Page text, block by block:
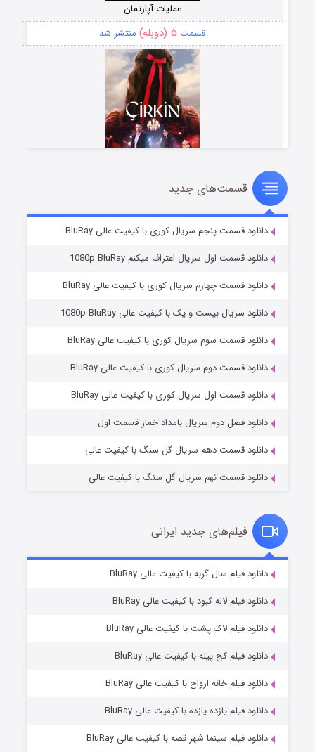
عملیات آپارتمان
قسمت ۵ (دوبله) منتشر شد
سریال زشت
قسمت۲ (زیرنویس) منتشر شد
مردگان متحرک: شهر مرده ۳
قسمت۲ (زیرنویس) منتشر شد
قسمت۷ (زیرنویس) منتشر شد
قسمت‌های جدید
دانلود قسمت پنجم سریال کوری با کیفیت عالی BluRay
دانلود قسمت اول سریال اعتراف میکنم 1080p BluRay
دانلود قسمت چهارم سریال کوری با کیفیت عالی BluRay
دانلود سریال بیست و یک با کیفیت عالی 1080p BluRay
دانلود قسمت سوم سریال کوری با کیفیت عالی BluRay
دانلود قسمت دوم سریال کوری با کیفیت عالی BluRay
دانلود قسمت اول سریال کوری با کیفیت عالی BluRay
دانلود فصل دوم سریال بامداد خمار قسمت اول
دانلود قسمت دهم سریال گل سنگ با کیفیت عالی
دانلود قسمت نهم سریال گل سنگ با کیفیت عالی
فیلم‌های جدید ایرانی
دانلود فیلم سال گربه با کیفیت عالی BluRay
دانلود فیلم لاله کبود با کیفیت عالی BluRay
دانلود فیلم لاک پشت با کیفیت عالی BluRay
دانلود فیلم کج‌ پیله با کیفیت عالی BluRay
دانلود فیلم خانه ارواح با کیفیت عالی BluRay
دانلود فیلم یازده یازده با کیفیت عالی BluRay
دانلود فیلم سینما شهر قصه با کیفیت عالی BluRay